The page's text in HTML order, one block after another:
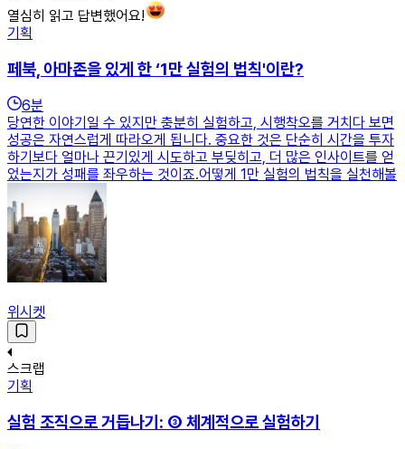
열심히 읽고 답변했어요!
기획
페북, 아마존을 있게 한 ‘1만 실험의 법칙'이란?
6분
당연한 이야기일 수 있지만 충분히 실험하고, 시행착오를 거치다 보면
성공은 자연스럽게 따라오게 됩니다. 중요한 것은 단순히 시간을 투자
하기보다 얼마나 끈기있게 시도하고 부딪히고, 더 많은 인사이트를 얻
었는지가 성패를 좌우하는 것이죠.어떻게 1만 실험의 법칙을 실천해볼
위시켓
스크랩
기획
실험 조직으로 거듭나기: ③ 체계적으로 실험하기